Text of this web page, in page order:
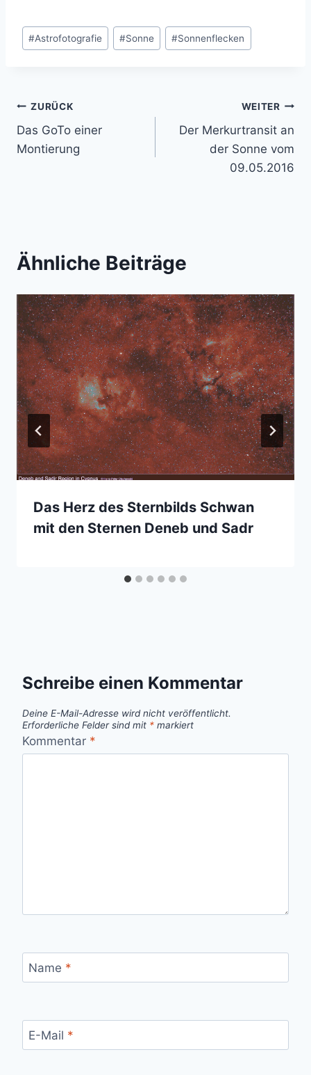
Schlagworte:
#Astrofotografie #Sonne #Sonnenflecken
Beitragsnavigation
ZURÜCK
Das GoTo einer
Montierung
WEITER
Der Merkurtransit an
der Sonne vom
09.05.2016
Ähnliche Beiträge
Das Herz des Sternbilds Schwan
mit den Sternen Deneb und Sadr
Schreibe einen Kommentar
Deine E-Mail-Adresse wird nicht veröffentlicht.
Erforderliche Felder sind mit * markiert
Kommentar *
Name *
E-Mail *